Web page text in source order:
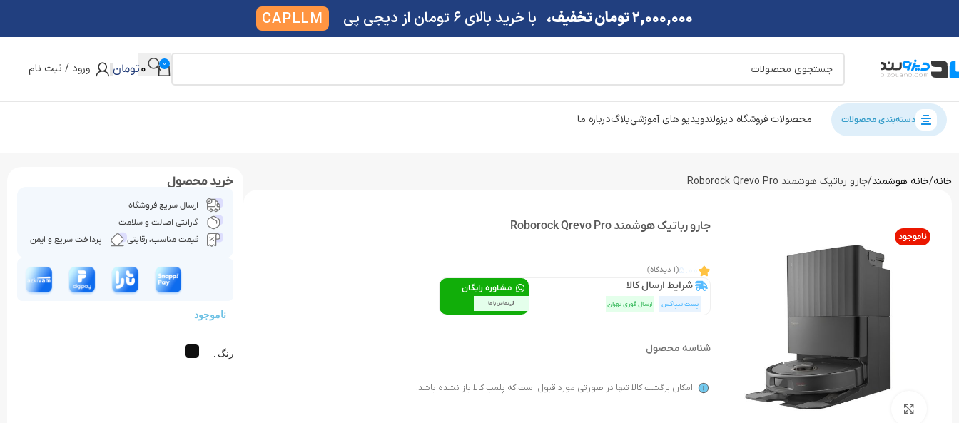
0
0تومان ورود / ثبت نام
دسته‌بندی محصولات محصولات فروشگاه دیزولندویدیو های آموزشیبلاگدرباره ما
خانه خانه هوشمند جارو رباتیک هوشمند Roborock Qrevo Pro
ناموجود
بزرگنمایی تصویر
جارو رباتیک هوشمند Roborock Qrevo Pro
(1 دیدگاه)
شرایط ارسال کالا
پست تیپاکس ارسال فوری تهران
مشاوره رایگان
تماس با ما
شناسه محصول
امکان برگشت کالا تنها در صورتی مورد قبول است که پلمب کالا باز نشده باشد.
خرید محصول
ارسال سریع فروشگاه
گارانتی اصالت و سلامت
قیمت مناسب، رقابتی
پرداخت سریع و ایمن
ناموجود
رنگ
2,000,000 تومان تخفیف، با خرید بالای 6 تومان از دیجی پی CAPLLM